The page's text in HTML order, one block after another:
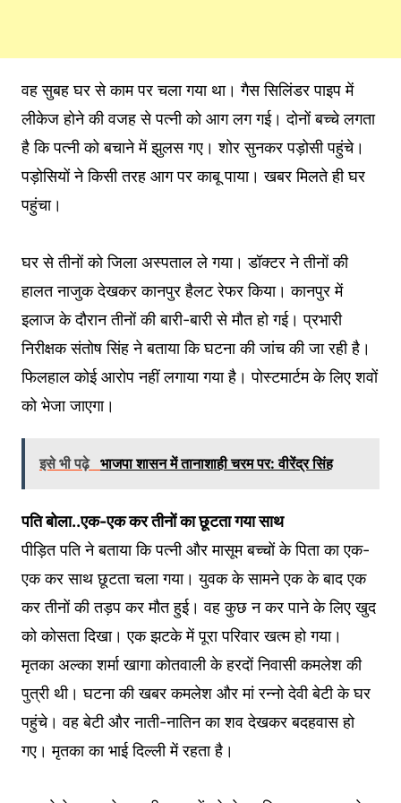
वह सुबह घर से काम पर चला गया था। गैस सिलिंडर पाइप में
लीकेज होने की वजह से पत्नी को आग लग गई। दोनों बच्चे लगता
है कि पत्नी को बचाने में झुलस गए। शोर सुनकर पड़ोसी पहुंचे।
पड़ोसियों ने किसी तरह आग पर काबू पाया। खबर मिलते ही घर
पहुंचा।
घर से तीनों को जिला अस्पताल ले गया। डॉक्टर ने तीनों की
हालत नाजुक देखकर कानपुर हैलट रेफर किया। कानपुर में
इलाज के दौरान तीनों की बारी-बारी से मौत हो गई। प्रभारी
निरीक्षक संतोष सिंह ने बताया कि घटना की जांच की जा रही है।
फिलहाल कोई आरोप नहीं लगाया गया है। पोस्टमार्टम के लिए शवों
को भेजा जाएगा।
इसे भी पढ़े भाजपा शासन में तानाशाही चरम पर: वीरेंद्र सिंह
पति बोला..एक-एक कर तीनों का छूटता गया साथ
पीड़ित पति ने बताया कि पत्नी और मासूम बच्चों के पिता का एक-
एक कर साथ छूटता चला गया। युवक के सामने एक के बाद एक
कर तीनों की तड़प कर मौत हुई। वह कुछ न कर पाने के लिए खुद
को कोसता दिखा। एक झटके में पूरा परिवार खत्म हो गया।
मृतका अल्का शर्मा खागा कोतवाली के हरदों निवासी कमलेश की
पुत्री थी। घटना की खबर कमलेश और मां रन्नो देवी बेटी के घर
पहुंचे। वह बेटी और नाती-नातिन का शव देखकर बदहवास हो
गए। मृतका का भाई दिल्ली में रहता है।